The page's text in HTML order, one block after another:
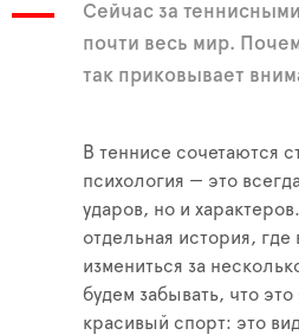
Сейчас за
почти весь мир.
так приковывает
В теннисе сочетаются
психология — это
ударов, но и
отдельная история, где
измениться за
будем забывать, что это
красивый спорт: это